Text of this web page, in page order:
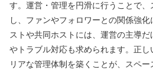
す。運営・管理を円滑に行うことで
し、ファンやフォロワーとの関係強
ストや共同ホストには、運営の主導
やトラブル対応も求められます。正
リアな管理体制を築くことが、スペー